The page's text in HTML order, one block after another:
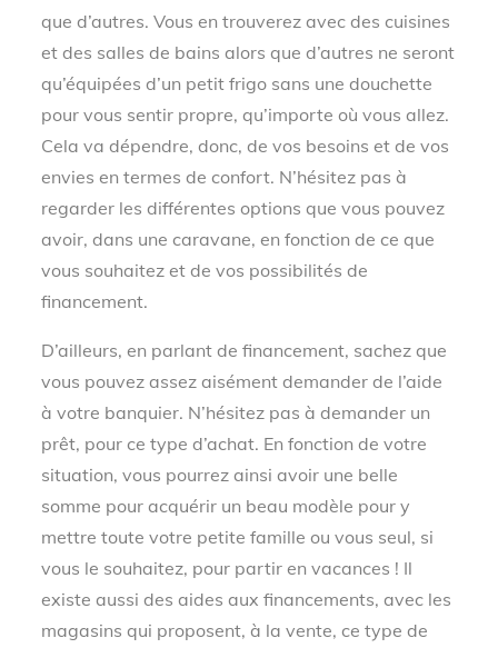
que d’autres. Vous en trouverez avec des cuisines
et des salles de bains alors que d’autres ne seront
qu’équipées d’un petit frigo sans une douchette
pour vous sentir propre, qu’importe où vous allez.
Cela va dépendre, donc, de vos besoins et de vos
envies en termes de confort. N’hésitez pas à
regarder les différentes options que vous pouvez
avoir, dans une caravane, en fonction de ce que
vous souhaitez et de vos possibilités de
financement.
D’ailleurs, en parlant de financement, sachez que
vous pouvez assez aisément demander de l’aide
à votre banquier. N’hésitez pas à demander un
prêt, pour ce type d’achat. En fonction de votre
situation, vous pourrez ainsi avoir une belle
somme pour acquérir un beau modèle pour y
mettre toute votre petite famille ou vous seul, si
vous le souhaitez, pour partir en vacances ! Il
existe aussi des aides aux financements, avec les
magasins qui proposent, à la vente, ce type de